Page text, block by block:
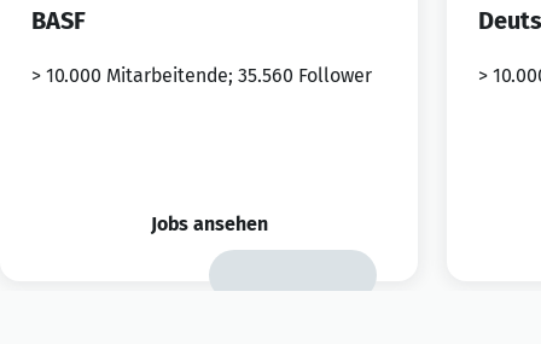
BASF
> 10.000 Mitarbeitende; 35.560 Follower
Jobs ansehen
>